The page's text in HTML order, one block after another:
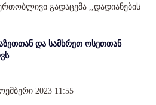
გადაცემა ,,დადიანების
და სამხრეთ ოსეთთან
2023 11:55